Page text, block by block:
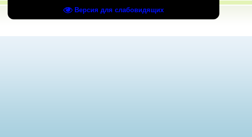
Версия для слабовидящих